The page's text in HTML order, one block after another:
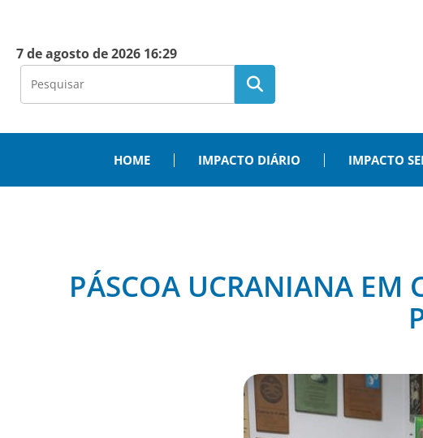
7 de agosto de 2026 16:29
HOME IMPACTO DIÁRIO IMPACTO
PÁSCOA UCRANIANA EM